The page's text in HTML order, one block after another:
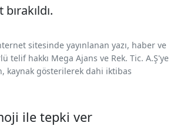
sitesinde yayınlanan yazı, haber ve
telif hakkı Mega Ajans ve Rek. Tic. A.Ş'ye
kaynak gösterilerek dahi iktibas
ile tepki ver